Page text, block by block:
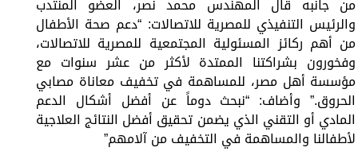
من جانبه قال المهندس محمد نصر، العضو المنتدب
والرئيس التنفيذي للمصرية للاتصالات: “دعم صحة الأطفال
من أهم ركائز المسئولية المجتمعية للمصرية للاتصالات،
وفخورون بشراكتنا الممتدة لأكثر من عشر سنوات مع
مؤسسة أهل مصر، للمساهمة في تخفيف معاناة مصابي
الحروق.” وأضاف: “نبحث دوماً عن أفضل أشكال الدعم
المادي أو التقني الذي يضمن تحقيق أفضل النتائج العلاجية
لأطفالنا والمساهمة في التخفيف من آلامهم”